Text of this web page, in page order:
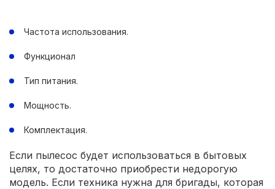
Частота использования.
Функционал
Тип питания.
Мощность.
Комплектация.
Если пылесос будет использоваться в бытовых
целях, то достаточно приобрести недорогую
модель. Если техника нужна для бригады, которая